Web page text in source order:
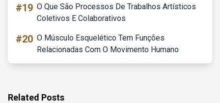
#19 O Que São Processos De Trabalhos Artísticos
Coletivos E Colaborativos
#20 O Músculo Esquelético Tem Funções
Relacionadas Com O Movimento Humano
Related Posts